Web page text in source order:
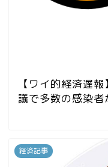
【ワイ的経済遅
議で多数の感染
経済記事